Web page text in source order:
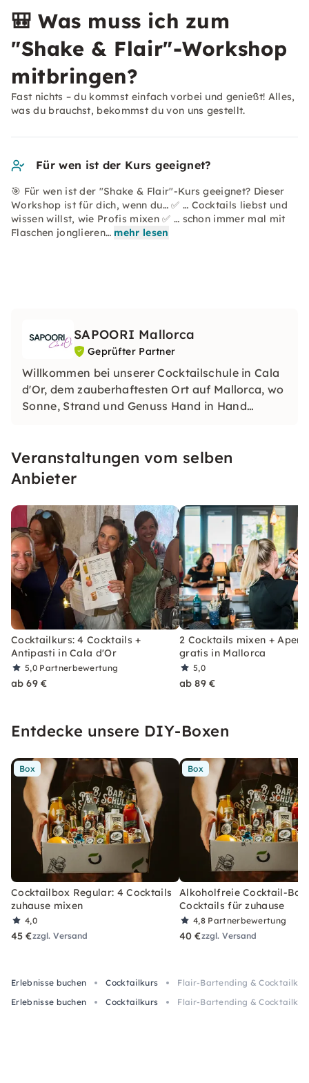
🎒Was muss ich zum
"Shake & Flair"-Workshop
mitbringen?
Fast nichts – du kommst einfach vorbei und genießt! Alles,
was du brauchst, bekommst du von uns gestellt.
Für wen ist der Kurs geeignet?
🎯 Für wen ist der "Shake & Flair"-Kurs geeignet? Dieser
Workshop ist für dich, wenn du… ✅ … Cocktails liebst und
wissen willst, wie Profis mixen ✅ … schon immer mal mit
Flaschen jonglieren… mehr lesen
SAPOORI Mallorca
Geprüfter Partner
Willkommen bei unserer Cocktailschule in Cala
d'Or, dem zauberhaftesten Ort auf Mallorca, wo
Sonne, Strand und Genuss Hand in Hand
Kreativität, des Geschmacks und des Spaßes.
Veranstaltungen vom selben
Anbieter
Cocktailkurs: 4 Cocktails +
Antipasti in Cala d'Or
5,0 Partnerbewertung
ab 69 €
2 Cocktails mixen +
gratis in Mallorca
5,0
ab 89 €
Entdecke unsere DIY-Boxen
Box
Cocktailbox Regular: 4 Cocktails
zuhause mixen
4,0
45 €zzgl. Versand
Box
Alkoholfreie Cocktail-Box
Cocktails für zuhause
4,8 Partnerbewertung
40 €zzgl. Versand
Erlebnisse buchen Cocktailkurs
Flair-Bartending &
Erlebnisse buchen
Cocktailkurs Flair-Bartending &